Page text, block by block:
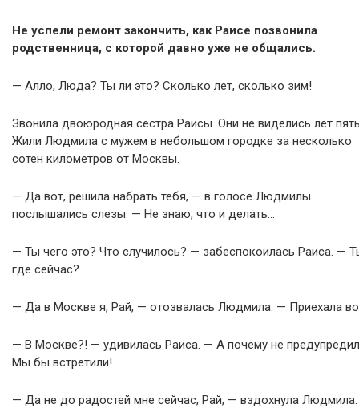
Не успели ремонт закончить, как Раисе позвонила
родственница, с которой давно уже не общались.
— Алло, Люда? Ты ли это? Сколько лет, сколько зим!
Звонила двоюродная сестра Раисы. Они не виделись лет
Жили Людмила с мужем в небольшом городке за несколько
сотен километров от Москвы.
— Да вот, решила набрать тебя, — в голосе Людмилы
послышались слезы. — Не знаю, что и делать…
— Ты чего это? Что случилось? — забеспокоилась Раиса. —
где сейчас?
— Да в Москве я, Рай, — отозвалась Людмила. — Приехала
— В Москве?! — удивилась Раиса. — А почему не
Мы бы встретили!
— Да не до радостей мне сейчас, Рай, — вздохнула